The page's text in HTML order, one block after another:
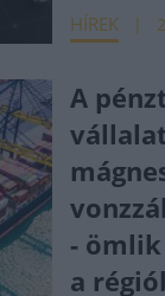
HÍREK
A
-
a